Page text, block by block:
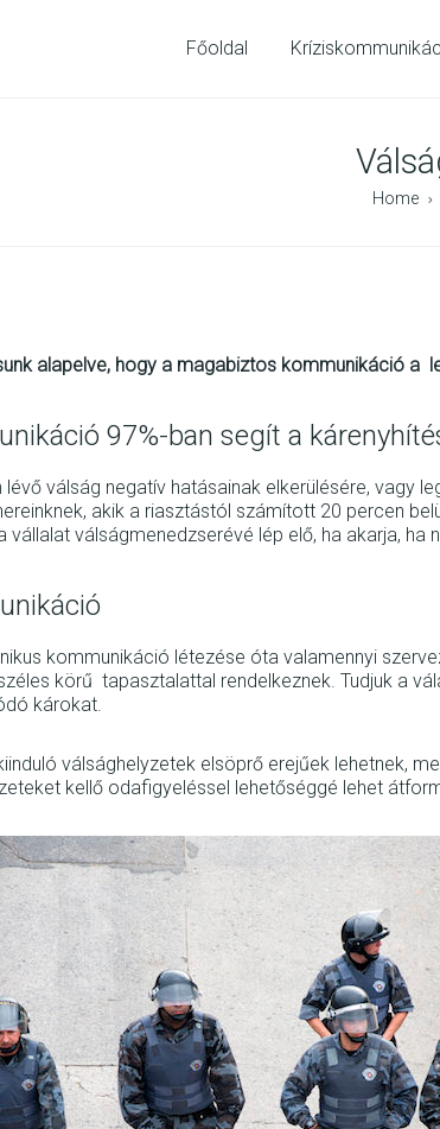
Főoldal
Home
alapelve, hogy a magabiztos kommunikáció a
97%-ban segít a
válság negatív hatásainak elkerülésére, vagy
akik a riasztástól számított 20 percen
válságmenedzserévé lép elő, ha akarja, ha
kommunikáció létezése óta valamennyi
körű tapasztalattal rendelkeznek. Tudjuk a
károkat.
válsághelyzetek elsöprő erejűek lehetnek,
kellő odafigyeléssel lehetőséggé lehet